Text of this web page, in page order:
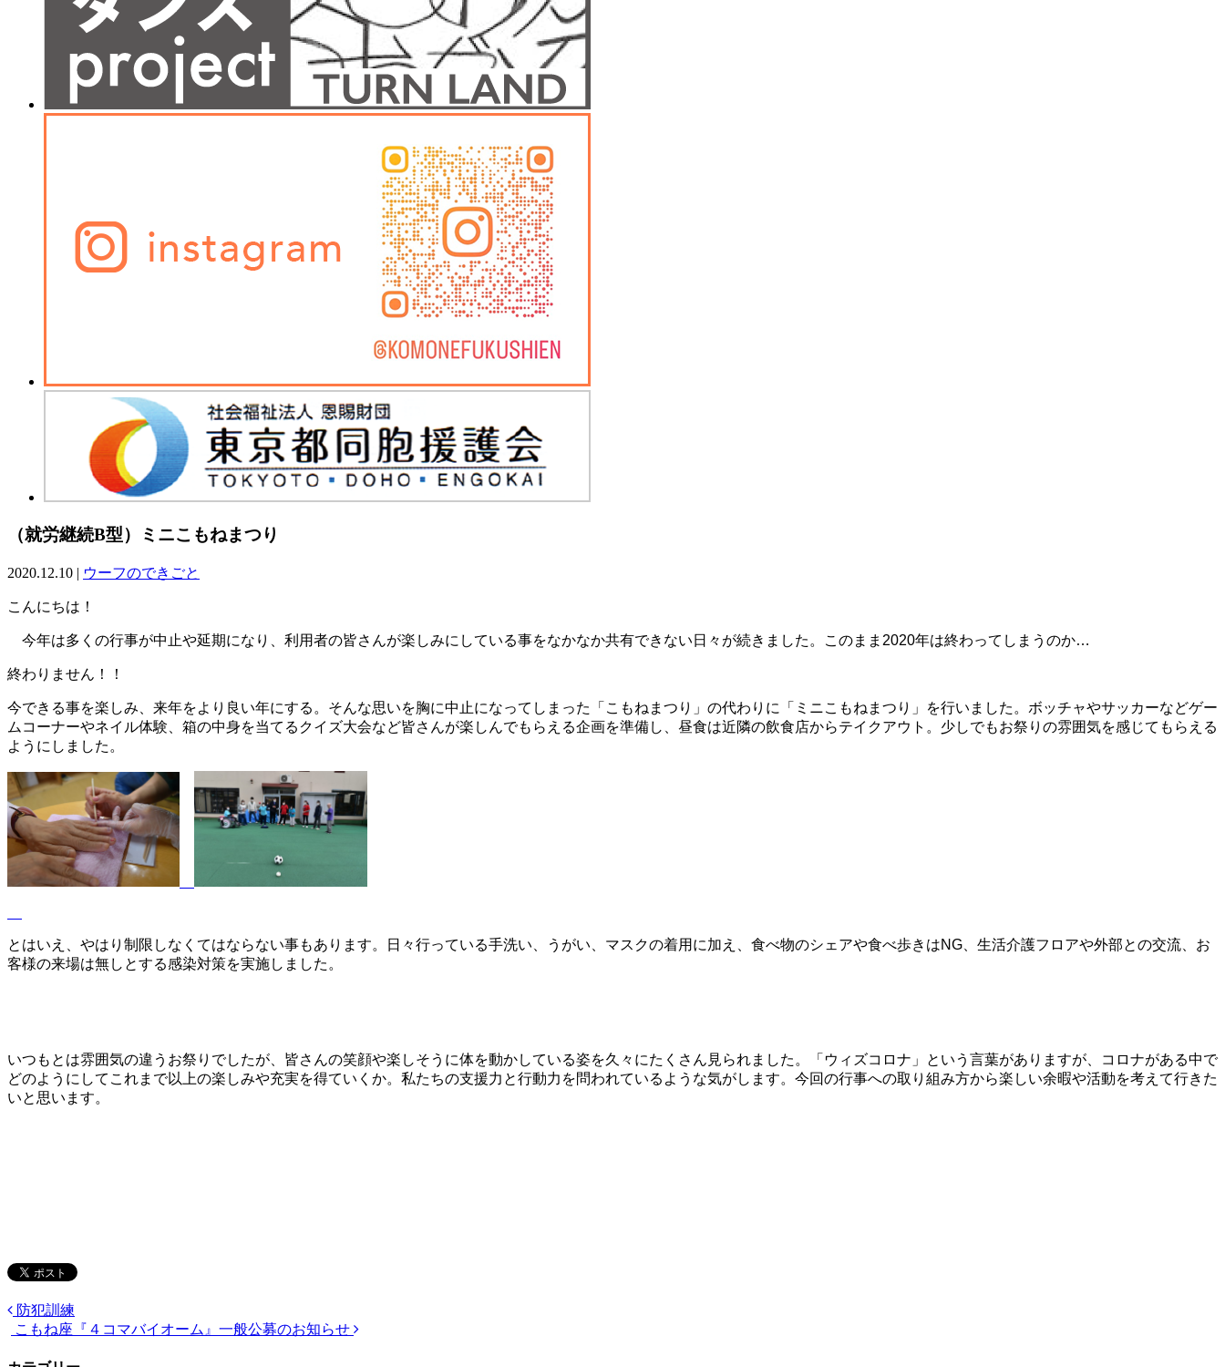
（就労継続B型）ミニこもねまつり
2020.12.10 | ウーフのできごと
こんにちは！
今年は多くの行事が中止や延期になり、利用者の皆さんが楽しみにしている事をなかなか共有できない日々が続きました。このまま2020年は終わってしまうのか…
終わりません！！
今できる事を楽しみ、来年をより良い年にする。そんな思いを胸に中止になってしまった「こもねまつり」の代わりに「ミニこもねまつり」を行いました。ボッチャやサッカーなどゲー
ムコーナーやネイル体験、箱の中身を当てるクイズ大会など皆さんが楽しんでもらえる企画を準備し、昼食は近隣の飲食店からテイクアウト。少しでもお祭りの雰囲気を感じてもらえる
ようにしました。
とはいえ、やはり制限しなくてはならない事もあります。日々行っている手洗い、うがい、マスクの着用に加え、食べ物のシェアや食べ歩きはNG、生活介護フロアや外部との交流、お
客様の来場は無しとする感染対策を実施しました。
いつもとは雰囲気の違うお祭りでしたが、皆さんの笑顔や楽しそうに体を動かしている姿を久々にたくさん見られました。「ウィズコロナ」という言葉がありますが、コロナがある中で
どのようにしてこれまで以上の楽しみや充実を得ていくか。私たちの支援力と行動力を問われているような気がします。今回の行事への取り組み方から楽しい余暇や活動を考えて行きた
いと思います。
防犯訓練
こもね座『４コマバイオーム』一般公募のお知らせ